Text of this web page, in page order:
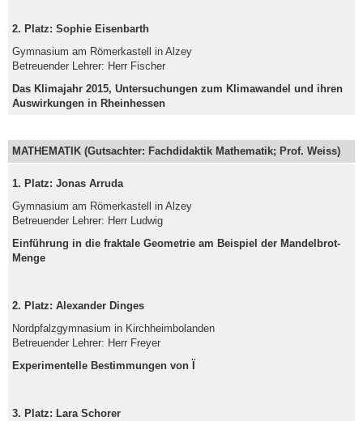
2. Platz: Sophie Eisenbarth
Gymnasium am Römerkastell in Alzey
Betreuender Lehrer: Herr Fischer
Das Klimajahr 2015, Untersuchungen zum Klimawandel und ihren
Auswirkungen in Rheinhessen
MATHEMATIK (Gutsachter: Fachdidaktik Mathematik; Prof. Weiss)
1. Platz: Jonas Arruda
Gymnasium am Römerkastell in Alzey
Betreuender Lehrer: Herr Ludwig
Einführung in die fraktale Geometrie am Beispiel der Mandelbrot-
Menge
2. Platz: Alexander Dinges
Nordpfalzgymnasium in Kirchheimbolanden
Betreuender Lehrer: Herr Freyer
Experimentelle Bestimmungen von Ï
3. Platz: Lara Schorer